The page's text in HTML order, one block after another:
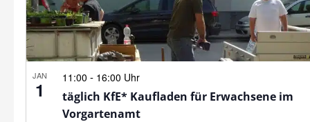
JAN
1
11:00 - 16:00 Uhr
täglich KfE* Kaufladen für Erwachsene im
Vorgartenamt